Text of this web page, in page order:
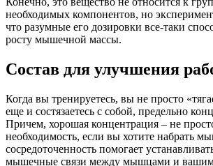
необходимых компонентов, но
что разумные его дозировки все-таки
росту мышечной массы.
Состав для улучшения
Когда вы тренируетесь, вы не просто
еще и состязаетесь с собой, предельно
Причем, хорошая концентрация – не
необходимость, если вы хотите набрать
сосредоточенность помогает
мышечные связи между мышцами и вашим